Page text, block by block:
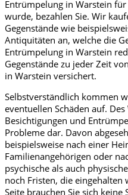
Entrümpelung in Warstein
wurde, bezahlen Sie. Wir
Gegenstände wie
Antiquitäten an, welche die
Entrümpelung in Warstein
Gegenstände zu jeder Zeit
in Warstein versichert.
Selbstverständlich kommen
eventuellen Schäden auf.
Besichtigungen und
Probleme dar. Davon
beispielsweise nach einer
Familienangehörigen oder
psychische als auch
noch Fristen, die
Seite brauchen Sie sich